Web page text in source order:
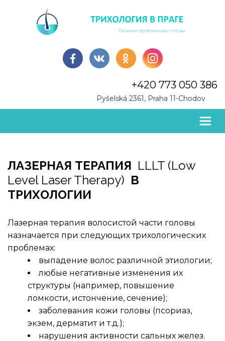
+420 773 050 386
Pyšelská 2361, Praha 11-Chodov
ЛАЗЕРНАЯ ТЕРАПИЯ LLLT (Low
Level Laser Therapy) В
ТРИХОЛОГИИ
Лазерная терапия волосистой части головы
назначается при следующих трихологических
проблемах:
выпадение волос различной этиологии;
любые негативные изменения их
структуры (например, повышение
ломкости, истончение, сечение);
заболевания кожи головы (псориаз,
экзем, дерматит и т.д.);
нарушения активности сальных желез.